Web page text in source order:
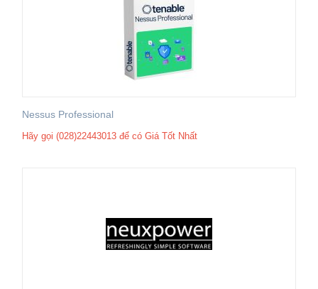
Nessus Professional
Hãy gọi (028)22443013 để có Giá Tốt Nhất